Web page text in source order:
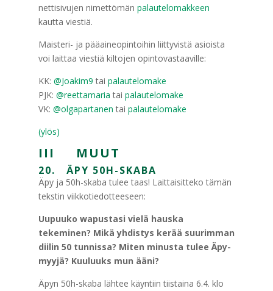
nettisivujen nimettömän palautelomakkeen
kautta viestiä.
Maisteri- ja pääaineopintoihin liittyvistä asioista
voi laittaa viestiä kiltojen opintovastaaville:
KK: @Joakim9 tai palautelomake
PJK: @reettamaria tai palautelomake
VK: @olgapartanen tai palautelomake
(ylös)
III MUUT
20. ÄPY 50H-SKABA
Äpy ja 50h-skaba tulee taas! Laittaisitteko tämän
tekstin viikkotiedotteeseen:
Uupuuko wapustasi vielä hauska
tekeminen? Mikä yhdistys kerää suurimman
diilin 50 tunnissa? Miten minusta tulee Äpy-
myyjä? Kuuluuks mun ääni?
Äpyn 50h-skaba lähtee käyntiin tiistaina 6.4. klo